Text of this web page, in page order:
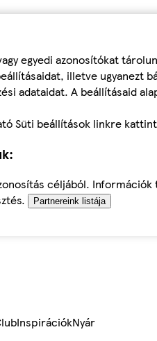
egyedi azonosítókat
illetve ugyanezt
adataidat. A beállításaid
Süti beállítások linkre
céljából.
Partnereink listája
InspirációkNyár